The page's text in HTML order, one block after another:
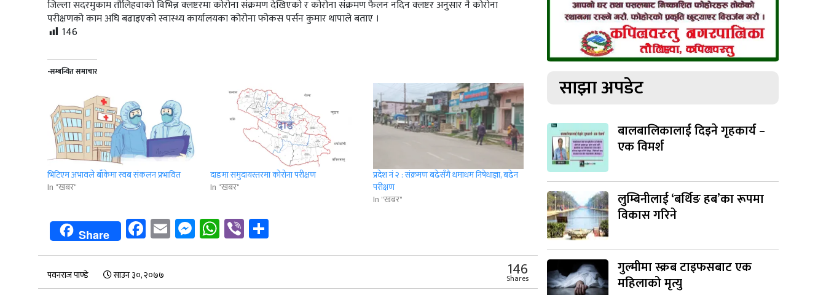
जिल्ला सदरमुकाम तौलिहवाको विभिन्न क्लष्टरमा कोरोना संक्रमण देखिएको र कोरोना संक्रमण फैलन नदिन क्लष्टर अनुसार नै कोरोना
परीक्षणको काम अघि बढाइएको स्वास्थ्य कार्यालयका कोरोना फोकस पर्सन कुमार थापाले बताए ।
146
-सम्बन्धित समाचार
भिटिएम अभावले बाँकेमा स्वब संकलन प्रभावित
In "खबर"
दाङमा समुदायस्तरमा कोरोना परीक्षण
In "खबर"
प्रदेश नं २ : संक्रमण बढेसँगै धमाधम निषेधाज्ञा, बढेन
परीक्षण
In "खबर"
Share Facebook
EmailMessenger
WhatsApp
Viber
पवनराज पाण्डे साउन ३०, २०७७ 146
Shares
साझा अपडेट
बालबालिकालाई दिइने गृहकार्य –
एक विमर्श
लुम्बिनीलाई ‘बर्थिङ हब’का रूपमा
विकास गरिने
गुल्मीमा स्क्रब टाइफसबाट एक
महिलाको मृत्यु